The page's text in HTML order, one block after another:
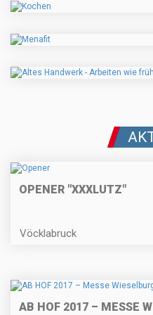
OPENER "XXXLUTZ"
Vöcklabruck
AB HOF 2017 – MESSE